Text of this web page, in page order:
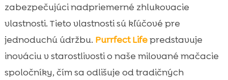
zabezpečujúci nadpriemerné zhlukovacie
vlastnosti. Tieto vlastnosti sú kľúčové pre
jednoduchú údržbu. Purrfect Lifepredstavuje
inováciu v starostlivosti o naše milované mačacie
spoločníky, čím sa odlišuje od tradičných